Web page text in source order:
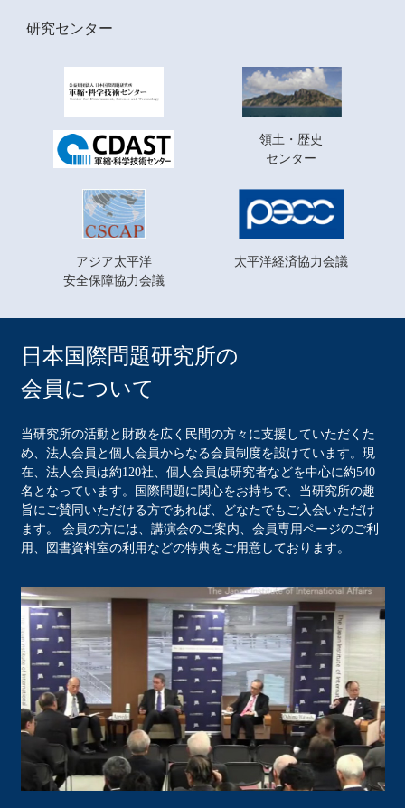
研究センター
領土・歴史
センター
アジア太平洋
安全保障協力会議
太平洋経済協力会議
日本国際問題研究所の
会員について
当研究所の活動と財政を広く民間の方々に支援していただくた
め、法人会員と個人会員からなる会員制度を設けています。現
在、法人会員は約120社、個人会員は研究者などを中心に約540
名となっています。国際問題に関心をお持ちで、当研究所の趣
旨にご賛同いただける方であれば、どなたでもご入会いただけ
ます。 会員の方には、講演会のご案内、会員専用ページのご利
用、図書資料室の利用などの特典をご用意しております。